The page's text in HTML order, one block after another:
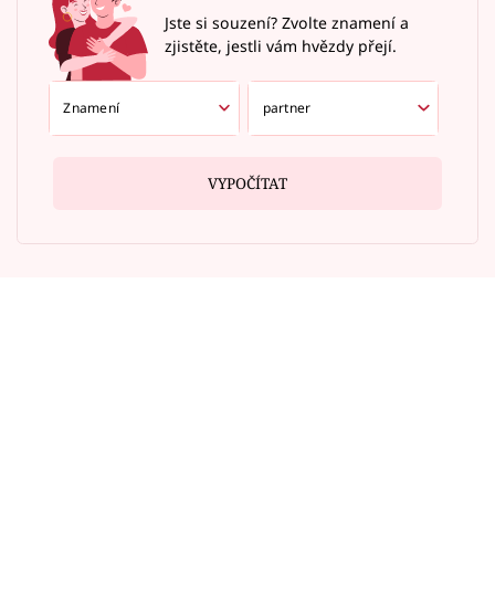
Jste si souzení? Zvolte znamení a
zjistěte, jestli vám hvězdy přejí.
VYPOČÍTAT